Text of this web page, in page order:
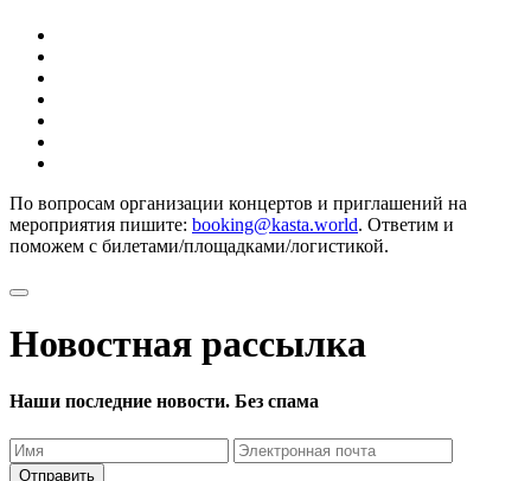
По вопросам организации концертов и приглашений на
мероприятия пишите: booking@kasta.world. Ответим и
поможем с билетами/площадками/логистикой.
Новостная рассылка
Наши последние новости. Без спама
Отправить